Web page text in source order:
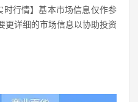
行情】基本市场信息仅作参
更详细的市场信息以协助投资